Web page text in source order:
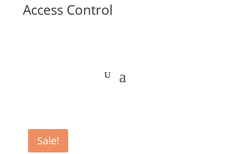
Access Control
Sale!